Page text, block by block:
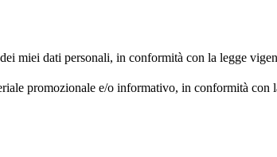
miei dati personali, in conformità con la legge
promozionale e/o informativo, in conformità con